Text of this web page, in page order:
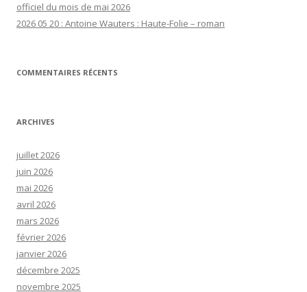
officiel du mois de mai 2026
2026 05 20 : Antoine Wauters : Haute-Folie – roman
COMMENTAIRES RÉCENTS
ARCHIVES
juillet 2026
juin 2026
mai 2026
avril 2026
mars 2026
février 2026
janvier 2026
décembre 2025
novembre 2025